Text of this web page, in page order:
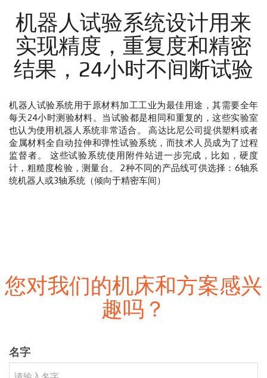
机器人试验系统设计用来
实现精度，重复度和精密
结果，24小时不间断试验
机器人试验系统用于原材料加工工业为最佳用途，其需要全年
每天24小时测验材料。当试验都是相同和重复的，这些实验室
也认为使用机器人系统非常适合。高达比尼公司提供塑料或者
金属材料全自动拉伸和弹性试验系统，而技术人员成为了过程
监督者。 这些试验系统使用附件站进一步完成，比如，硬度
计，粗糙度检验，测量台。2种不同的产品线可供选择：6轴系
统机器人或3轴系统（倾向于精密车间）
您对我们的机床和方案感兴
趣吗？
名字